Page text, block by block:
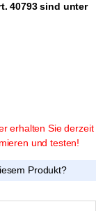
40793 sind unter
erhalten Sie derzeit
und testen!
Produkt?